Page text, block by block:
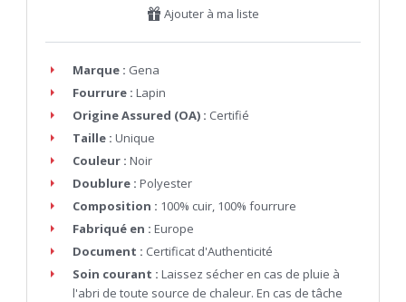
Ajouter à ma liste
Marque : Gena
Fourrure : Lapin
Origine Assured (OA) : Certifié
Taille : Unique
Couleur : Noir
Doublure : Polyester
Composition : 100% cuir, 100% fourrure
Fabriqué en : Europe
Document : Certificat d'Authenticité
Soin courant : Laissez sécher en cas de pluie à
l'abri de toute source de chaleur. En cas de tâche